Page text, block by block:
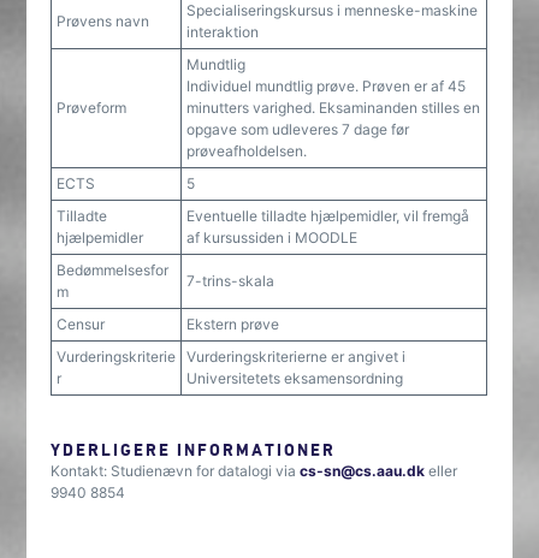
Prøvens navn
Specialiseringskursus i menneske-maskine
interaktion
Prøveform
Mundtlig
Individuel mundtlig prøve. Prøven er af 45
minutters varighed. Eksaminanden stilles en
opgave som udleveres 7 dage før
prøveafholdelsen.
ECTS
5
Tilladte
hjælpemidler
Eventuelle tilladte hjælpemidler, vil fremgå
af kursussiden i MOODLE
Bedømmelsesfor
m
7-trins-skala
Censur
Ekstern prøve
Vurderingskriterie
r
Vurderingskriterierne er angivet i
Universitetets eksamensordning
YDERLIGERE INFORMATIONER
Kontakt: Studienævn for datalogi viacs-sn@cs.aau.dk eller
9940 8854